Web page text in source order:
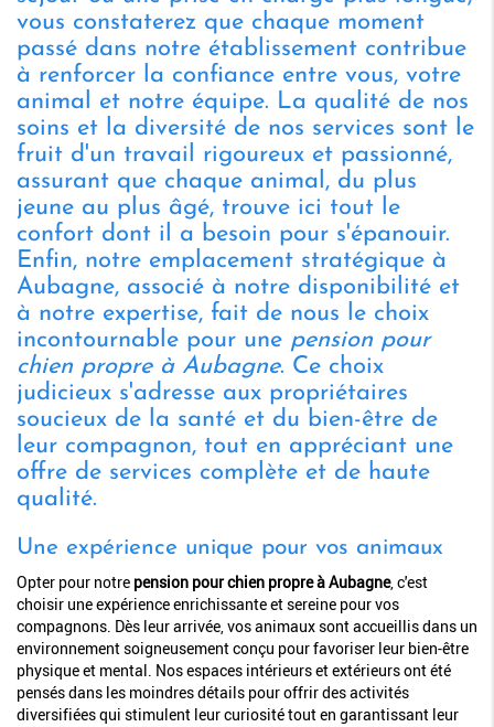
vous constaterez que chaque moment
passé dans notre établissement contribue
à renforcer la confiance entre vous, votre
animal et notre équipe. La qualité de nos
soins et la diversité de nos services sont le
fruit d'un travail rigoureux et passionné,
assurant que chaque animal, du plus
jeune au plus âgé, trouve ici tout le
confort dont il a besoin pour s'épanouir.
Enfin, notre emplacement stratégique à
Aubagne, associé à notre disponibilité et
à notre expertise, fait de nous le choix
incontournable pour une pension pour
chien propre à Aubagne. Ce choix
judicieux s'adresse aux propriétaires
soucieux de la santé et du bien-être de
leur compagnon, tout en appréciant une
offre de services complète et de haute
qualité.
Une expérience unique pour vos animaux
Opter pour notre pension pour chien propre à Aubagne, c'est
choisir une expérience enrichissante et sereine pour vos
compagnons. Dès leur arrivée, vos animaux sont accueillis dans un
environnement soigneusement conçu pour favoriser leur bien-être
physique et mental. Nos espaces intérieurs et extérieurs ont été
pensés dans les moindres détails pour offrir des activités
diversifiées qui stimulent leur curiosité tout en garantissant leur